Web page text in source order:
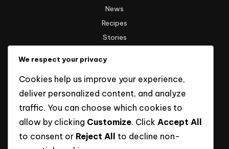
News
Recipes
Stories
Travel
Uncategorized
Hak Cipta
We respect your privacy
Cookies help us improve your experience,
deliver personalized content, and analyze
traffic. You can choose which cookies to
allow by clicking Customize. Click Accept All
to consent or Reject All
to decline non-